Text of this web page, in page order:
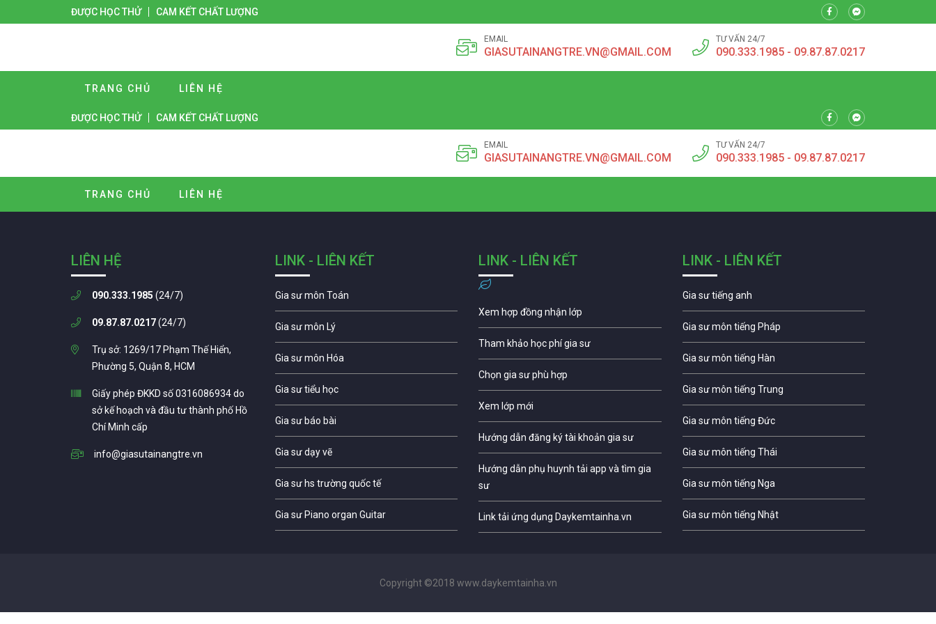
ĐƯỢC HỌC THỬ CAM KẾT CHẤT LƯỢNG
EMAIL
GIASUTAINANGTRE.VN@GMAIL.COM
TƯ VẤN 24/7
090.333.1985 - 09.87.87.0217
TRANG CHỦ LIÊN HỆ
ĐƯỢC HỌC THỬ CAM KẾT CHẤT LƯỢNG
EMAIL
GIASUTAINANGTRE.VN@GMAIL.COM
TƯ VẤN 24/7
090.333.1985 - 09.87.87.0217
TRANG CHỦ LIÊN HỆ
LIÊN HỆ
090.333.1985 (24/7)
09.87.87.0217(24/7)
Trụ sở: 1269/17 Phạm Thế Hiển,
Phường 5, Quận 8, HCM
Giấy phép ĐKKD số 0316086934 do
sở kế hoạch và đầu tư thành phố Hồ
Chí Minh cấp
info@giasutainangtre.vn
LINK - LIÊN KẾT
Gia sư môn Toán
Gia sư môn Lý
Gia sư môn Hóa
Gia sư tiểu học
Gia sư báo bài
Gia sư dạy vẽ
Gia sư hs trường quốc tế
Gia sư Piano organ Guitar
LINK - LIÊN KẾT
Xem hợp đồng nhận lớp
Tham khảo học phí gia sư
Chọn gia sư phù hợp
Xem lớp mới
Hướng dẫn đăng ký tài khoản gia sư
Hướng dẫn phụ huynh tải app và tìm gia
sư
Link tải ứng dụng Daykemtainha.vn
LINK - LIÊN KẾT
Gia sư tiếng anh
Gia sư môn tiếng Pháp
Gia sư môn tiếng Hàn
Gia sư môn tiếng Trung
Gia sư môn tiếng Đức
Gia sư môn tiếng Thái
Gia sư môn tiếng Nga
Gia sư môn tiếng Nhật
Copyright ©2018 www.daykemtainha.vn